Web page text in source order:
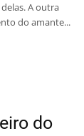
A outra
do amante...
do